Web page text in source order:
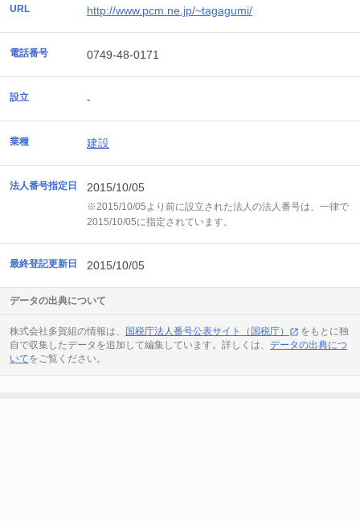
URL http://www.pcm.ne.jp/~tagagumi/
電話番号 0749-48-0171
設立 -
業種 建設
法人番号指定日 2015/10/05
※2015/10/05より前に設立された法人の法人番号は、一律で
2015/10/05に指定されています。
最終登記更新日 2015/10/05
データの出典について
株式会社多賀組の情報は、 国税庁法人番号公表サイト（国税庁）
をもとに独
自で収集したデータを追加して編集しています。詳しくは、 データの出典につ
いてをご覧ください。